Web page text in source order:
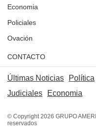
Economia
Policiales
Ovación
CONTACTO
Últimas Noticias Política
Judiciales
Economia
© Copyright 2026 GRUPO
reservados